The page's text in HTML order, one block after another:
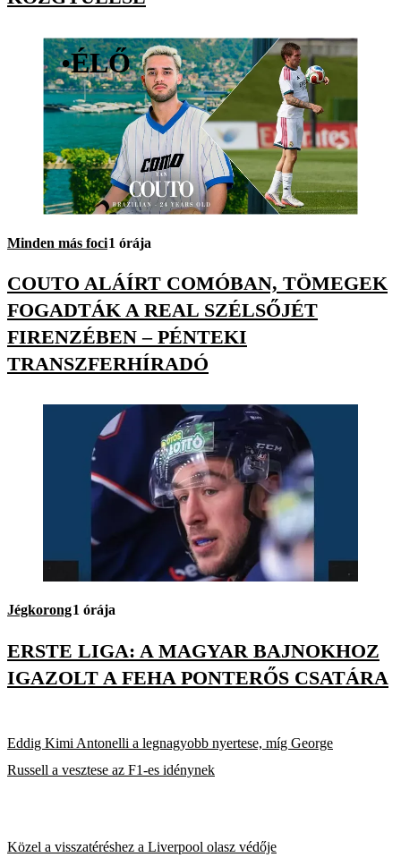
•ÉLŐ
Minden más foci1 órája
COUTO ALÁÍRT COMÓBAN, TÖMEGEK
FOGADTÁK A REAL SZÉLSŐJÉT
FIRENZÉBEN – PÉNTEKI
TRANSZFERHÍRADÓ
Jégkorong1 órája
ERSTE LIGA: A MAGYAR BAJNOKHOZ
IGAZOLT A FEHA PONTERŐS CSATÁRA
Eddig Kimi Antonelli a legnagyobb nyertese, míg George
Russell a vesztese az F1-es idénynek
Közel a visszatéréshez a Liverpool olasz védője